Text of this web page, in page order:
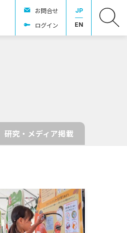
お問合せ
ログイン
JP
EN
研究・メディア掲載